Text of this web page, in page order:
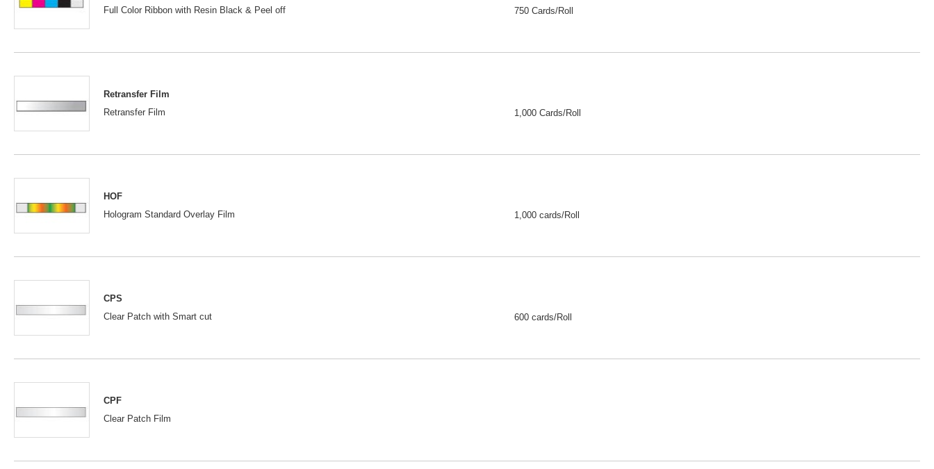
Full Color Ribbon with Resin Black & Peel off
750 Cards/Roll
Retransfer Film
Retransfer Film
1,000 Cards/Roll
HOF
Hologram Standard Overlay Film
1,000 cards/Roll
CPS
Clear Patch with Smart cut
600 cards/Roll
CPF
Clear Patch Film